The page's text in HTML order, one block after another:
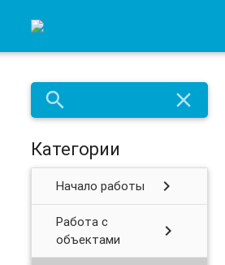
search close
Категории
Начало работы chevron_right
Работа с
объектами
chevron_right